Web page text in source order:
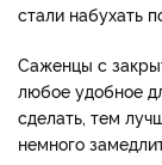
стали набухать
Саженцы с
любое удобное
сделать, тем
немного